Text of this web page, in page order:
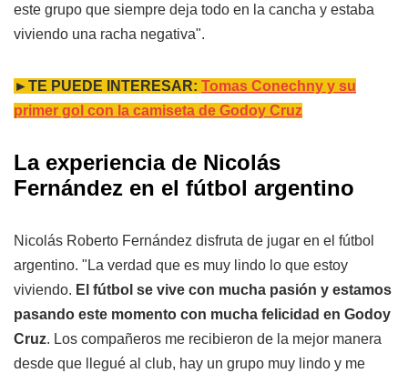
este grupo que siempre deja todo en la cancha y estaba
viviendo una racha negativa".
►TE PUEDE INTERESAR: Tomas Conechny y su
primer gol con la camiseta de Godoy Cruz
La experiencia de Nicolás
Fernández en el fútbol argentino
Nicolás Roberto Fernández disfruta de jugar en el fútbol
argentino. "La verdad que es muy lindo lo que estoy
viviendo. El fútbol se vive con mucha pasión y estamos
pasando este momento con mucha felicidad en Godoy
Cruz. Los compañeros me recibieron de la mejor manera
desde que llegué al club, hay un grupo muy lindo y me